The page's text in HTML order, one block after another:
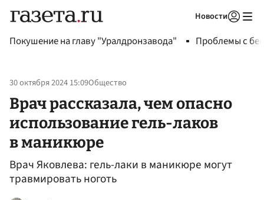
Новости
Покушение на главу "Уралдронзавода" Проблемы с
30 октября 2024 15:09Общество
Врач рассказала, чем опасно
использование гель-лаков
в маникюре
Врач Яковлева: гель-лаки в маникюре могут
травмировать ноготь